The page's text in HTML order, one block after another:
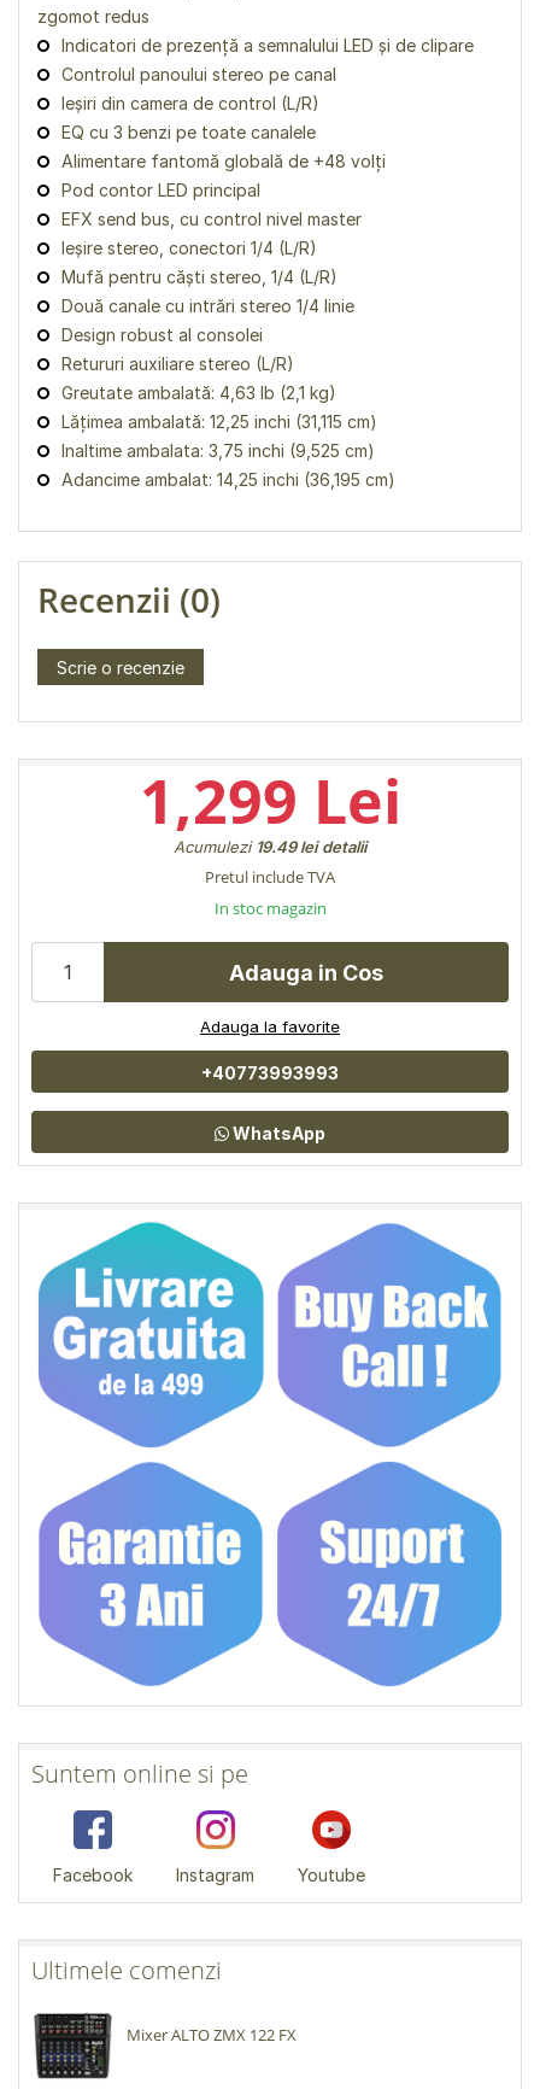
zgomot redus
Indicatori de prezență a semnalului LED și de clipare
Controlul panoului stereo pe canal
Ieșiri din camera de control (L/R)
EQ cu 3 benzi pe toate canalele
Alimentare fantomă globală de +48 volți
Pod contor LED principal
EFX send bus, cu control nivel master
Ieșire stereo, conectori 1/4 (L/R)
Mufă pentru căști stereo, 1/4 (L/R)
Două canale cu intrări stereo 1/4 linie
Design robust al consolei
Retururi auxiliare stereo (L/R)
Greutate ambalată: 4,63 lb (2,1 kg)
Lățimea ambalată: 12,25 inchi (31,115 cm)
Inaltime ambalata: 3,75 inchi (9,525 cm)
Adancime ambalat: 14,25 inchi (36,195 cm)
Recenzii (0)
Scrie o recenzie
1,299 Lei
Acumulezi 19.49 lei detalii
Pretul include TVA
In stoc magazin
Adauga in Cos
Adauga la favorite
+40773993993
WhatsApp
Suntem online si pe
Facebook Instagram Youtube
Ultimele comenzi
Mixer ALTO ZMX 122 FX